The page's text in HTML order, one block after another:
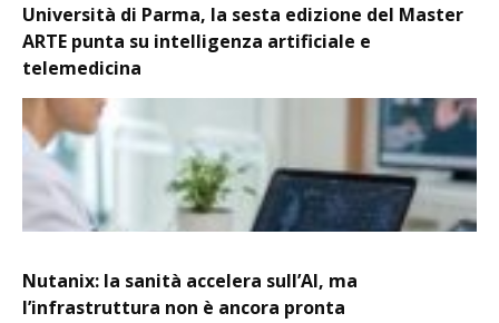
Università di Parma, la sesta edizione del Master
ARTE punta su intelligenza artificiale e
telemedicina
Nutanix: la sanità accelera sull’AI, ma
l’infrastruttura non è ancora pronta